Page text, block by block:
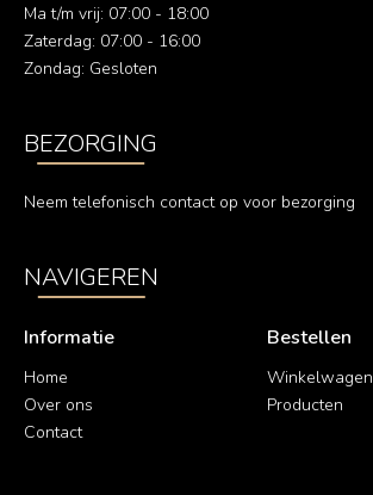
Ma t/m vrij: 07:00 - 18:00
Zaterdag: 07:00 - 16:00
Zondag: Gesloten
BEZORGING
Neem telefonisch contact op voor bezorging
NAVIGEREN
Informatie
Home
Over ons
Contact
Bestellen
Winkelwagen
Producten